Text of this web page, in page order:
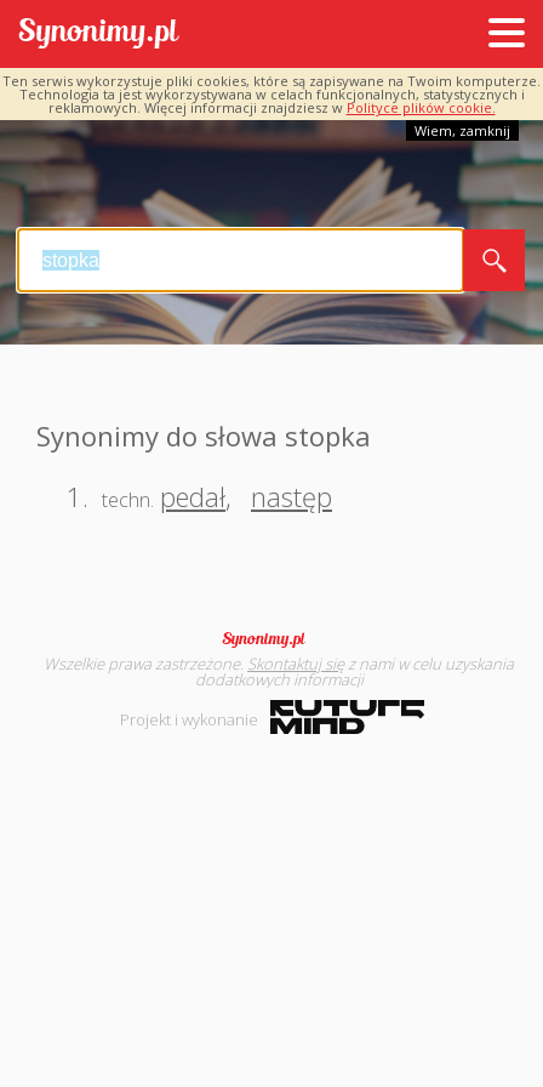
Ten serwis wykorzystuje pliki cookies, które są zapisywane na Twoim komputerze.
Technologia ta jest wykorzystywana w celach funkcjonalnych, statystycznych i
reklamowych. Więcej informacji znajdziesz w Polityce plików cookie.
Wiem, zamknij
Synonimy do słowa stopka
1. techn. pedał, następ
Wszelkie prawa zastrzeżone. Skontaktuj sięz nami w celu uzyskania
dodatkowych informacji
Projekt i wykonanie